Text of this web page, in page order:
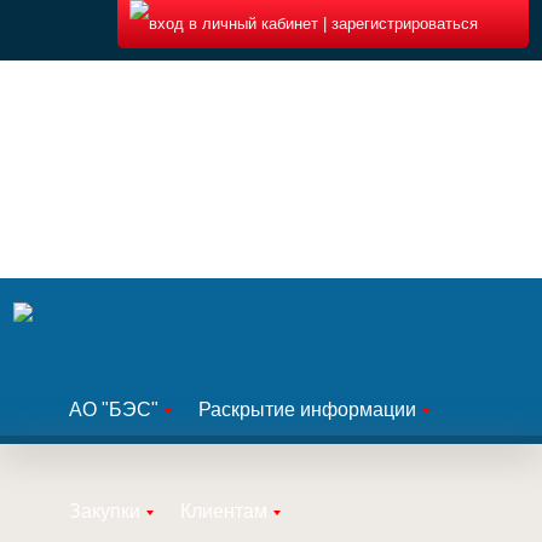
вход в личный кабинет | зарегистрироваться
АО "БЭС" Раскрытие информации
Закупки Клиентам